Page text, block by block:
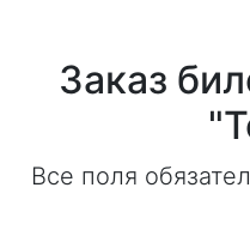
Заказ
Все поля